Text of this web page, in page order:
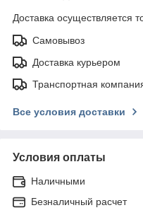
Доставка осуществляется
Самовывоз
Доставка курьером
Транспортная
Все условия доставки
Условия оплаты
Наличными
Безналичный расчет